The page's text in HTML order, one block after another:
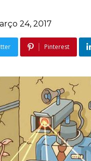
24, 2017
Pinterest